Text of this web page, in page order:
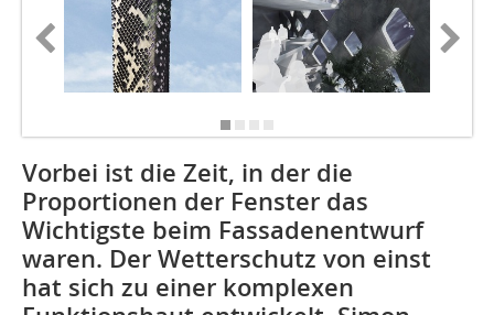
Vorbei ist die Zeit, in der die
Proportionen der Fenster das
Wichtigste beim Fassadenentwurf
waren. Der Wetterschutz von einst
hat sich zu einer komplexen